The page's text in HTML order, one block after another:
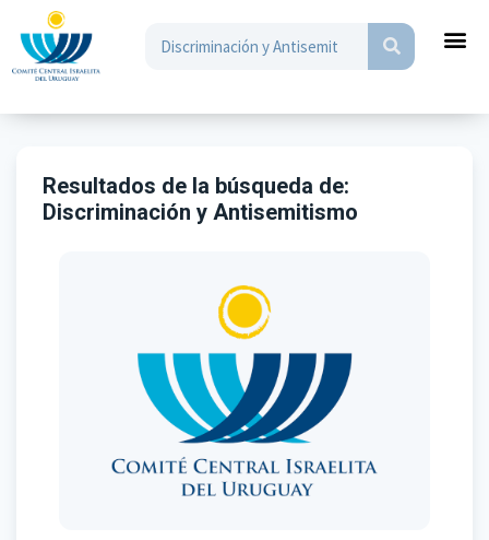
Resultados de la búsqueda de:
Discriminación y Antisemitismo